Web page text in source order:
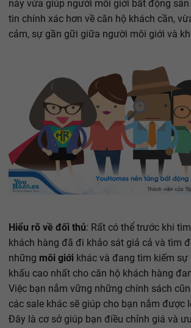
này vừa giúp người môi giới bất động
tin chính xác hơn về căn hộ khách cần,
cảm, sự gần gữi giữa người môi giới và
Hiểu rõ về đối thủ: Rất có thể trước khi
khách hàng đã đi khảo sát giả cả và tìm
những môi giới khác và đang tìm kiếm
khấu cao nhất cho căn hộ khách hàng
Việc bạn nắm vững những chính sách
các sale khác sẽ giúp cho bạn nắm được
Đây là cơ sở giúp bạn điều chỉnh giá và